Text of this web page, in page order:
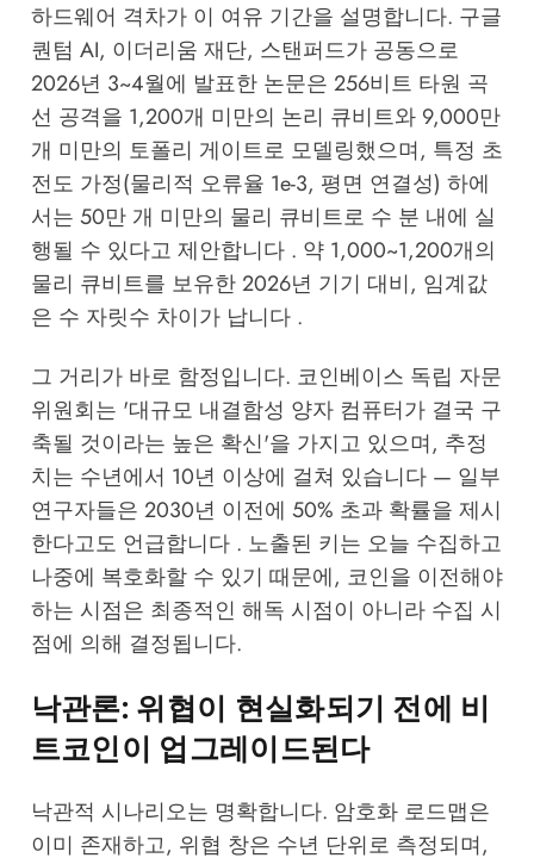
하드웨어 격차가 이 여유 기간을 설명합니다. 구글
퀀텀 AI, 이더리움 재단, 스탠퍼드가 공동으로
2026년 3~4월에 발표한 논문은 256비트 타원 곡
선 공격을 1,200개 미만의 논리 큐비트와 9,000만
개 미만의 토폴리 게이트로 모델링했으며, 특정 초
전도 가정(물리적 오류율 1e-3, 평면 연결성) 하에
서는 50만 개 미만의 물리 큐비트로 수 분 내에 실
행될 수 있다고 제안합니다 . 약 1,000~1,200개의
물리 큐비트를 보유한 2026년 기기 대비, 임계값
은 수 자릿수 차이가 납니다 .
그 거리가 바로 함정입니다. 코인베이스 독립 자문
위원회는 '대규모 내결함성 양자 컴퓨터가 결국 구
축될 것이라는 높은 확신'을 가지고 있으며, 추정
치는 수년에서 10년 이상에 걸쳐 있습니다 — 일부
연구자들은 2030년 이전에 50% 초과 확률을 제시
한다고도 언급합니다 . 노출된 키는 오늘 수집하고
나중에 복호화할 수 있기 때문에, 코인을 이전해야
하는 시점은 최종적인 해독 시점이 아니라 수집 시
점에 의해 결정됩니다.
낙관론: 위협이 현실화되기 전에 비
트코인이 업그레이드된다
낙관적 시나리오는 명확합니다. 암호화 로드맵은
이미 존재하고, 위협 창은 수년 단위로 측정되며,